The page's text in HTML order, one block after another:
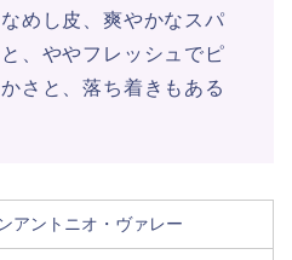
めし皮、爽やかなスパ
、ややフレッシュでピ
さと、落ち着きもある
アントニオ・ヴァレー